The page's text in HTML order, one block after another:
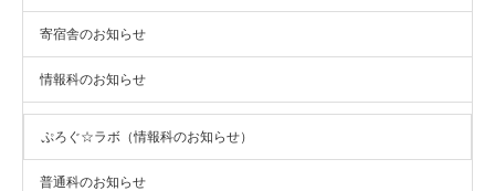
寄宿舎のお知らせ
情報科のお知らせ
ぷろぐ☆ラボ（情報科のお知らせ）
普通科のお知らせ